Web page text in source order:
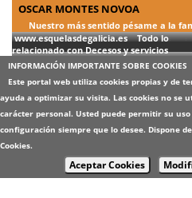
OSCAR MONTES NOVOA
Nuestro más sentido pésame a la
www.esquelasdegalicia.es Todo lo
relacionado con Decesos y servicios
INFORMACIÓN IMPORTANTE SOBRE COOKIES
Este portal web utiliza cookies propias y de
ayuda a optimizar su visita. Las cookies no se
carácter personal. Usted puede permitir su
configuración siempre que lo desee. Dispone
Cookies.